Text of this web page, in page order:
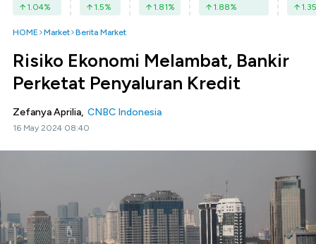
1.04% 1.5% 1.81% 1.88% 1.35
HOME Market Berita Market
Risiko Ekonomi Melambat, Bankir
Perketat Penyaluran Kredit
Zefanya Aprilia, CNBC Indonesia
16 May 2024 08:40